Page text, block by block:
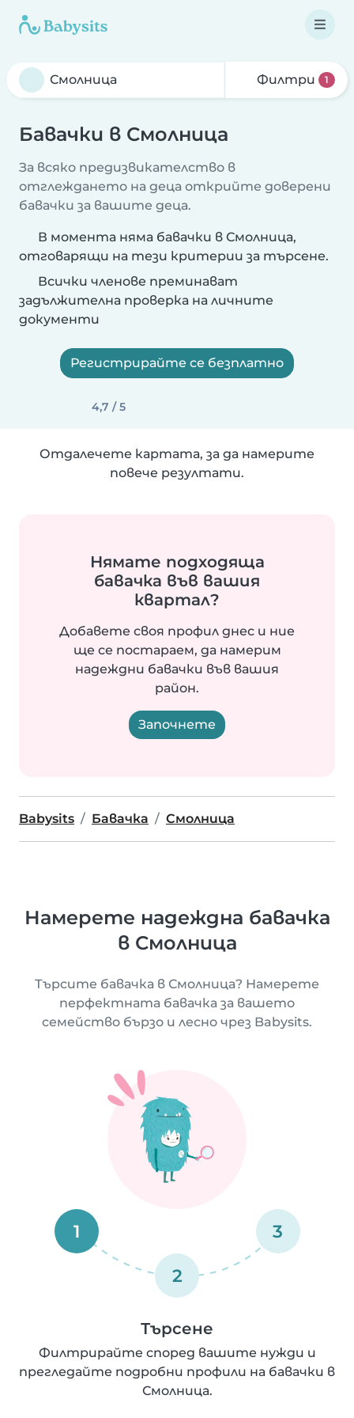
Филтри 1
Бавачки в Смолница
За всяко предизвикателство в
отглеждането на деца открийте доверени
бавачки за вашите деца.
В момента няма бавачки в Смолница,
отговарящи на тези критерии за търсене.
Всички членове преминават
задължителна проверка на личните
документи
Регистрирайте се безплатно
4,7 / 5
Отдалечете картата, за да намерите
повече резултати.
Нямате подходяща
бавачка във вашия
квартал?
Добавете своя профил днес и ние
ще се постараем, да намерим
надеждни бавачки във вашия
район.
Започнете
Babysits Бавачка Смолница
Намерете надеждна бавачка
в Смолница
Търсите бавачка в Смолница? Намерете
перфектната бавачка за вашето
семейство бързо и лесно чрез Babysits.
1
2
3
Търсене
Филтрирайте според вашите нужди и
прегледайте подробни профили на бавачки в
Смолница.